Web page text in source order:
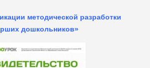
методической разработки
дошкольников»